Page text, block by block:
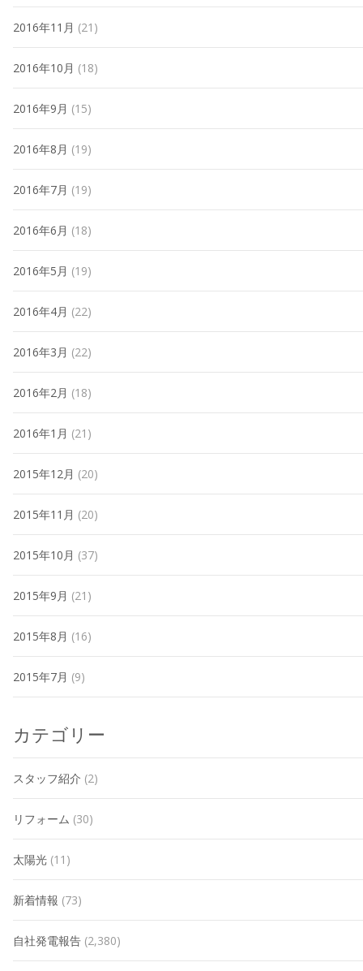
2016年11月 (21)
2016年10月 (18)
2016年9月 (15)
2016年8月 (19)
2016年7月 (19)
2016年6月 (18)
2016年5月 (19)
2016年4月 (22)
2016年3月 (22)
2016年2月 (18)
2016年1月 (21)
2015年12月 (20)
2015年11月 (20)
2015年10月 (37)
2015年9月 (21)
2015年8月 (16)
2015年7月 (9)
カテゴリー
スタッフ紹介 (2)
リフォーム (30)
太陽光 (11)
新着情報 (73)
自社発電報告 (2,380)